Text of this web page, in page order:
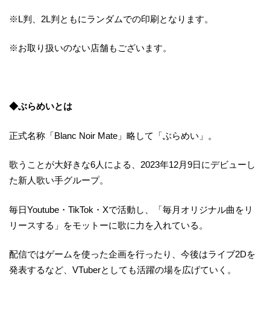
※L判、2L判ともにランダムでの印刷となります。
※お取り扱いのない店舗もございます。
◆ぶらめいとは
​​正式名称「Blanc Noir Mate」略して「ぶらめい」。​
​​歌うことが大好きな6人による、2023年12月9日にデビューし
た新人歌い手グループ。​
​​毎日Youtube・TikTok・Xで活動し、「毎月オリジナル曲をリ
リースする」をモットーに歌に力を入れている。​
​​配信ではゲームを使った企画を行ったり、今後はライブ2Dを
発表するなど、VTuberとしても活躍の場を広げていく。